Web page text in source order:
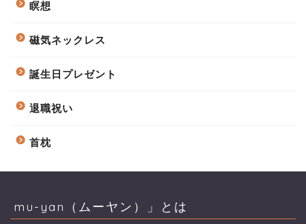
瞑想
磁気ネックレス
誕生日プレゼント
退職祝い
首枕
mu-yan（ムーヤン）」とは